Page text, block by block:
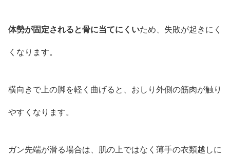
体勢が固定されると骨に当てにくいため、失敗が起きにく
くなります。
横向きで上の脚を軽く曲げると、おしり外側の筋肉が触り
やすくなります。
ガン先端が滑る場合は、肌の上ではなく薄手の衣類越しに